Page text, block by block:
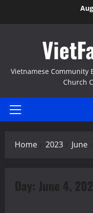
Vietnamese Community
Church
Primary
Home 2023 June
Day: June 4,
Hình Ảnh